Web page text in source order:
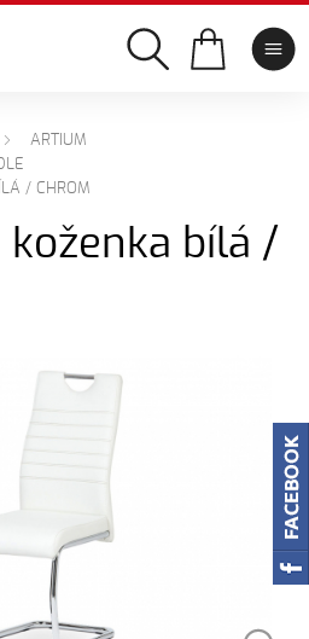
ARTIUM
/ CHROM
koženka bílá /